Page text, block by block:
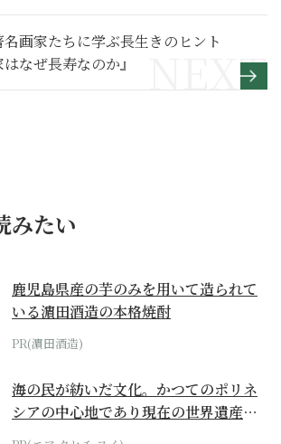
画家たちに学ぶ長生きのヒント
なぜ長寿なのか』
みたい
鹿児島県産の芋のみを用いて造られて
いる濵田酒造の本格焼酎
PR(濵田酒造)
海の民が紡いだ文化。かつてのポリネ
シアの中心地であり現在の世界遺産か
らみえてくる...